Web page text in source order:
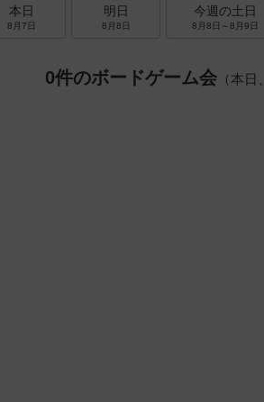
本日
8月7日
明日
8月8日
今週の土日
8月8日～8月9日
0件のボードゲーム会（本日